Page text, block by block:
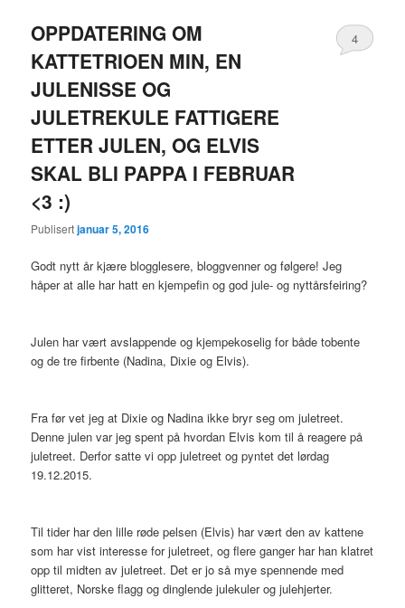
OPPDATERING OM
KATTETRIOEN MIN, EN
JULENISSE OG
JULETREKULE FATTIGERE
ETTER JULEN, OG ELVIS
SKAL BLI PAPPA I FEBRUAR
<3 :)
Publisertjanuar 5, 2016
4
Godt nytt år kjære blogglesere, bloggvenner og følgere! Jeg
håper at alle har hatt en kjempefin og god jule- og nyttårsfeiring?
Julen har vært avslappende og kjempekoselig for både tobente
og de tre firbente (Nadina, Dixie og Elvis).
Fra før vet jeg at Dixie og Nadina ikke bryr seg om juletreet.
Denne julen var jeg spent på hvordan Elvis kom til å reagere på
juletreet. Derfor satte vi opp juletreet og pyntet det lørdag
19.12.2015.
Til tider har den lille røde pelsen (Elvis) har vært den av kattene
som har vist interesse for juletreet, og flere ganger har han klatret
opp til midten av juletreet. Det er jo så mye spennende med
glitteret, Norske flagg og dinglende julekuler og julehjerter.